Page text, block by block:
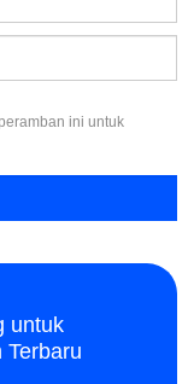
ini untuk
untuk
Terbaru